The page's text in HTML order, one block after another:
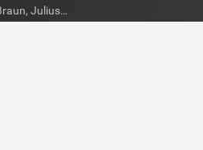
Braun, Juliusz (1948- ). Red.